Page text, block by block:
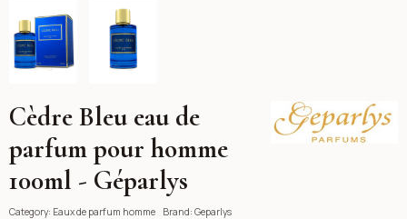
Geparlys
Cèdre Bleu eau de
parfum pour homme
100ml - Géparlys
Category: Eaux de parfum homme Brand: Geparlys